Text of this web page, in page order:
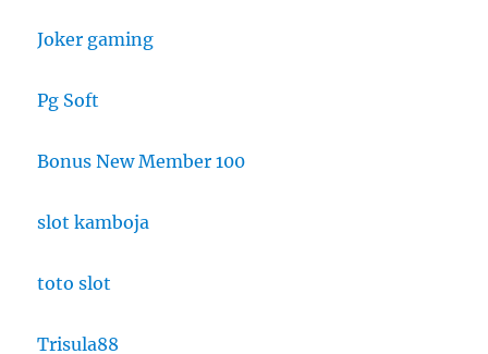
Joker gaming
Pg Soft
Bonus New Member 100
slot kamboja
toto slot
Trisula88